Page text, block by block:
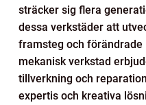
sträcker sig flera
dessa verkstäder att
framsteg och förändrade
mekanisk verkstad
tillverkning och
expertis och kreativa